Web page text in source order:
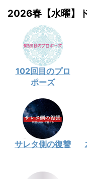
2026春【水曜】
102回目のプロ
ポーズ
サレタ側の復讐